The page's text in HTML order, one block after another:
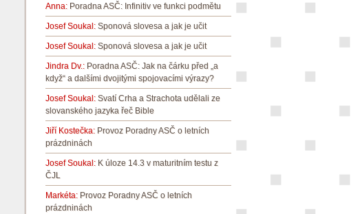
Anna: Poradna ASČ: Infinitiv ve funkci podmětu
Josef Soukal: Sponová slovesa a jak je učit
Josef Soukal: Sponová slovesa a jak je učit
Jindra Dv.: Poradna ASČ: Jak na čárku před „a
když“ a dalšími dvojitými spojovacími výrazy?
Josef Soukal: Svatí Crha a Strachota udělali ze
slovanského jazyka řeč Bible
Jiří Kostečka: Provoz Poradny ASČ o letních
prázdninách
Josef Soukal: K úloze 14.3 v maturitním testu z
ČJL
Markéta: Provoz Poradny ASČ o letních
prázdninách